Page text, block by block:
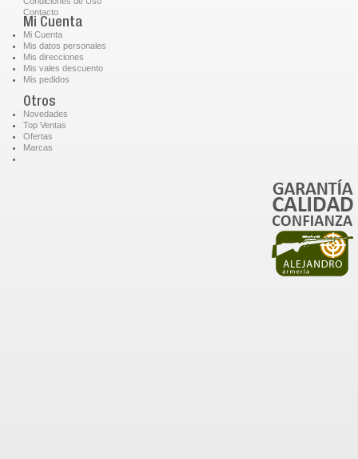
Contacto
Mi Cuenta
Mi Cuenta
Mis datos personales
Mis direcciones
Mis vales descuento
Mis pedidos
Otros
Novedades
Top Ventas
Ofertas
Marcas